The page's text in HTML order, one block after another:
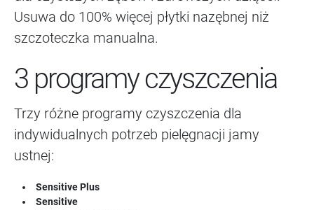
Usuwa do 100% więcej płytki nazębnej niż
szczoteczka manualna.
3 programy czyszczenia
Trzy różne programy czyszczenia dla
indywidualnych potrzeb pielęgnacji jamy
ustnej:
Sensitive Plus
Sensitive